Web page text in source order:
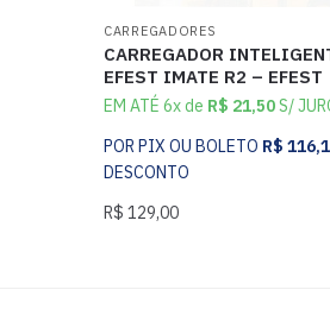
CARREGADORES
CARREGADOR
EFEST IMATE R2 – EFEST
EM ATÉ 6x de R$ 21,50S/
POR PIX OU BOLETO R$
DESCONTO
R$ 129,00